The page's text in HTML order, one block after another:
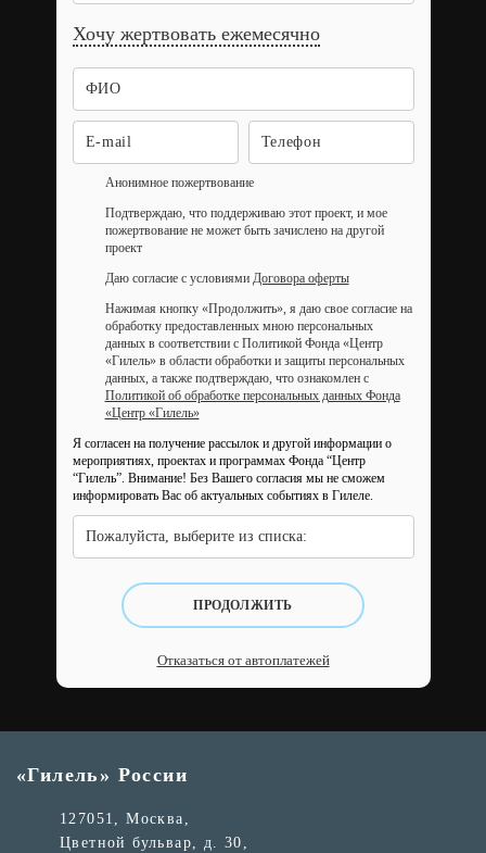
Хочу жертвовать ежемесячно
Анонимное пожертвование
Подтверждаю, что поддерживаю этот проект, и мое
пожертвование не может быть зачислено на другой
проект
Даю согласие с условиями Договора оферты
Нажимая кнопку «Продолжить», я даю свое согласие на
обработку предоставленных мною персональных
данных в соответствии с Политикой Фонда «Центр
«Гилель» в области обработки и защиты персональных
данных, а также подтверждаю, что ознакомлен с
Политикой об обработке персональных данных Фонда
«Центр «Гилель»
Я согласен на получение рассылок и другой информации о
мероприятиях, проектах и программах Фонда “Центр
“Гилель”. Внимание! Без Вашего согласия мы не сможем
информировать Вас об актуальных событиях в Гилеле.
Пожалуйста, выберите из списка:
ПРОДОЛЖИТЬ
Отказаться от автоплатежей
«Гилель» России
127051, Москва,
Цветной бульвар, д. 30,